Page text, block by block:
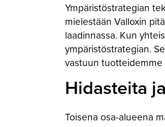
Ympäristöstrategian
mielestään Valloxin
laadinnassa. Kun
ympäristöstrategian.
vastuun tuotteidemme
Hidasteita
Toisena osa-alueena